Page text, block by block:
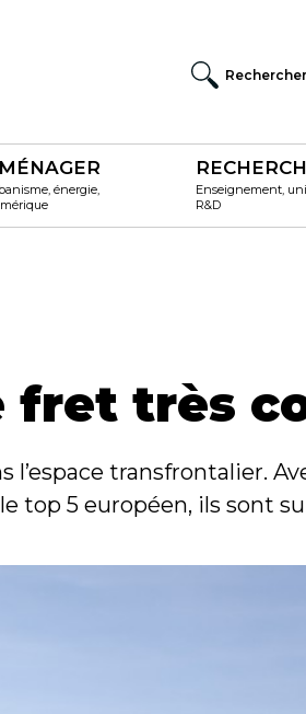
Rechercher
énergie,
Enseignement,
R&D
fret très
transfrontalier.
5 européen, ils sont